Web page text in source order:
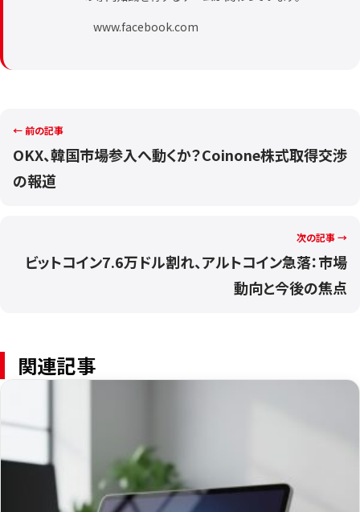
www.facebook.com
← 前の記事
OKX、韓国市場参入へ動くか？Coinone株式取得交渉
の報道
次の記事 →
ビットコイン7.6万ドル割れ、アルトコイン急落：市場
動向と今後の焦点
関連記事